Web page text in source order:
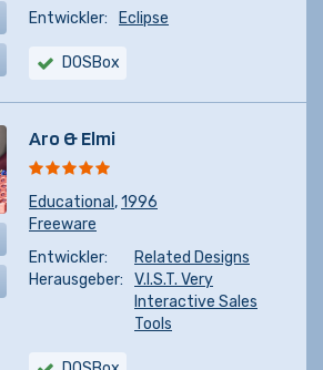
Entwickler:
Eclipse
DOSBox
Aro & Elmi
Educational ,1996
Freeware
Entwickler:
Related Designs
Herausgeber:
V.I.S.T. Very
Interactive Sales
Tools